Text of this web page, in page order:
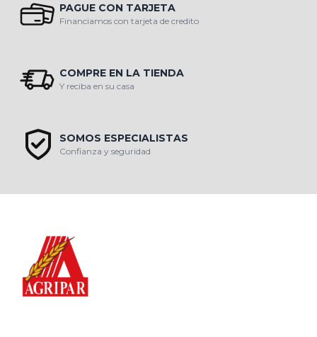
PAGUE CON TARJETA
Financiamos con tarjeta de credito
COMPRE EN LA TIENDA
Y reciba en su casa
SOMOS ESPECIALISTAS
Confianza y seguridad